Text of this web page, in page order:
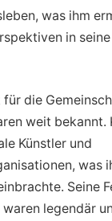
was ihm
in
für die
weit bekannt.
Künstler und
was
Seine
legendär